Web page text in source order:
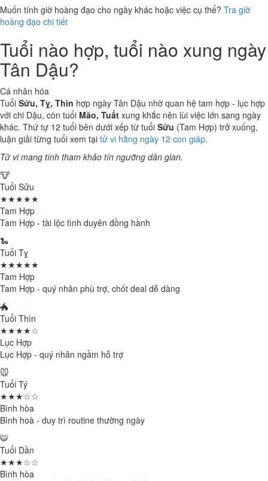
Muốn tính giờ hoàng đạo cho ngày khác hoặc việc cụ thể? Tra giờ
hoàng đạo chi tiết
Tuổi nào hợp, tuổi nào xung ngày
Tân Dậu?
Cá nhân hóa
Tuổi Sửu, Tỵ, Thìn hợp ngày Tân Dậu nhờ quan hệ tam hợp - lục hợp
với chi Dậu, còn tuổi Mão, Tuất xung khắc nên lùi việc lớn sang ngày
khác. Thứ tự 12 tuổi bên dưới xếp từ tuổi Sửu (Tam Hợp) trở xuống,
luận giải từng tuổi xem tại tử vi hằng ngày 12 con giáp.
Tử vi mang tính tham khảo tín ngưỡng dân gian.
🐮
Tuổi Sửu
★★★★★
Tam Hợp
Tam Hợp - tài lộc tình duyên đồng hành
🐍
Tuổi Tỵ
★★★★★
Tam Hợp
Tam Hợp - quý nhân phù trợ, chốt deal dễ dàng
🐲
Tuổi Thìn
★★★★☆
Lục Hợp
Lục Hợp - quý nhân ngầm hỗ trợ
🐭
Tuổi Tý
★★★☆☆
Bình hòa
Bình hoà - duy trì routine thường ngày
🐯
Tuổi Dần
★★★☆☆
Bình hòa